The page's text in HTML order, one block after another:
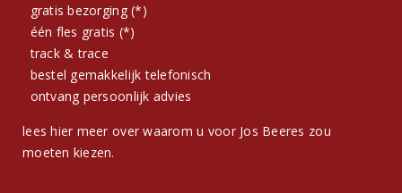
gratis bezorging (*)
één fles gratis (*)
track & trace
bestel gemakkelijk telefonisch
ontvang persoonlijk advies
lees hier meer over waarom u voor Jos Beeres zou
moeten kiezen.